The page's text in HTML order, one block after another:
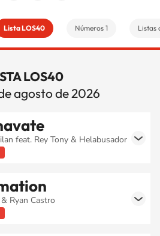
Lista LOS40 Números 1 Listas
LOS40
agosto de 2026
feat. Rey Tony & Helabusador
Ryan Castro